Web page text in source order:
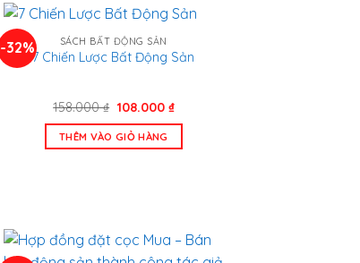
-32% SÁCH BẤT ĐỘNG SẢN
7 Chiến Lược Bất Động Sản
158.000₫ Giá
là:
158.000 ₫.
108.000 ₫Giá
là:
THÊM VÀO GIỎ HÀNG